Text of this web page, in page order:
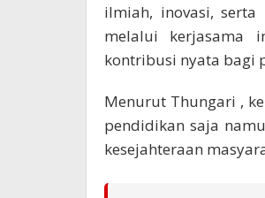
ilmiah, inovasi,
melalui kerjasama
kontribusi nyata bagi
Menurut Thungari ,
pendidikan saja
kesejahteraan